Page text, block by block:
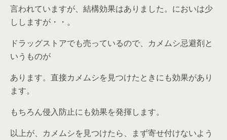
言われていますが、結構効果はありました。においは少
ししますが・・。
ドラッグストアでも売っているので、カメムシ忌避剤と
いうものが
あります。直接カメムシを見つけたときにも効果があり
ます。
もちろん侵入防止にも効果を発揮します。
以上が、カメムシを見つけたら、まず寄せ付けないよう